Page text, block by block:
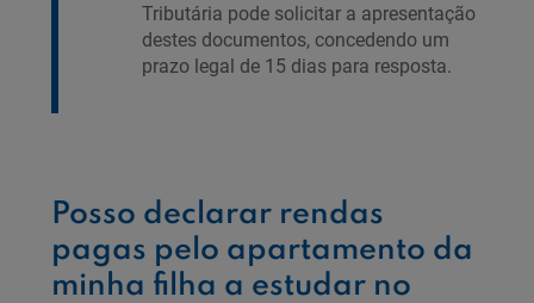
Tributária pode solicitar a apresentação
destes documentos, concedendo um
prazo legal de 15 dias para resposta.
Posso declarar rendas
pagas pelo apartamento da
minha filha a estudar no